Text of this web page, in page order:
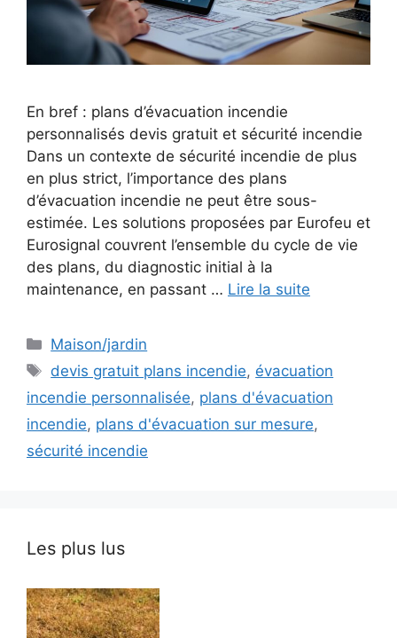
En bref : plans d’évacuation incendie
personnalisés devis gratuit et sécurité incendie
Dans un contexte de sécurité incendie de plus
en plus strict, l’importance des plans
d’évacuation incendie ne peut être sous-
estimée. Les solutions proposées par Eurofeu et
Eurosignal couvrent l’ensemble du cycle de vie
des plans, du diagnostic initial à la
maintenance, en passant … Lire la suite
Catégories
Maison/jardin
Étiquettes
devis gratuit plans incendie, évacuation
incendie personnalisée, plans d'évacuation
incendie, plans d'évacuation sur mesure,
sécurité incendie
Les plus lus